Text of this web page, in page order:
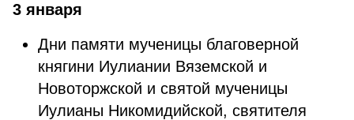
3 января
Дни памяти мученицы благоверной
княгини Иулиании Вяземской и
Новоторжской и святой мученицы
Иулианы Никомидийской, святителя